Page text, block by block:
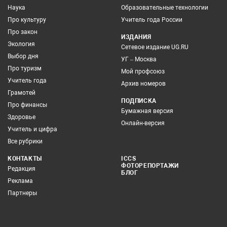
Наука
Про культуру
Про закон
Экология
Выбор дня
Про туризм
Учитель года
Грамотей
Про финансы
Здоровье
Учитель и цифра
Все рубрики
Образовательные технологии
Учитель года России
ИЗДАНИЯ
Сетевое издание UG.RU
УГ – Москва
Мой профсоюз
Архив номеров
ПОДПИСКА
Бумажная версия
Онлайн-версия
КОНТАКТЫ
Редакция
Реклама
Партнеры
ICCS
ФОТОРЕПОРТАЖИ
БЛОГ